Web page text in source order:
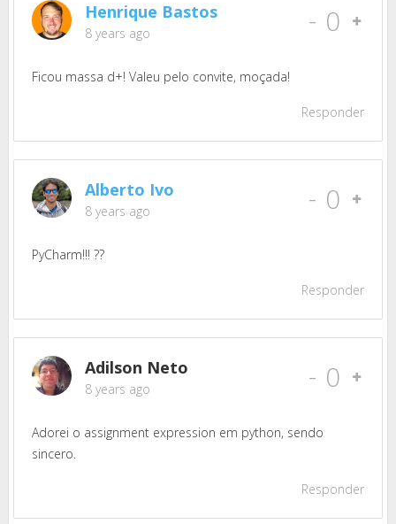
Henrique Bastos
8 years ago - 0
Ficou massa d+! Valeu pelo convite, moçada!
Responder
Alberto Ivo
8 years ago - 0
PyCharm!!! ??
Responder
Adilson Neto
8 years ago - 0
Adorei o assignment expression em python, sendo
sincero.
Responder